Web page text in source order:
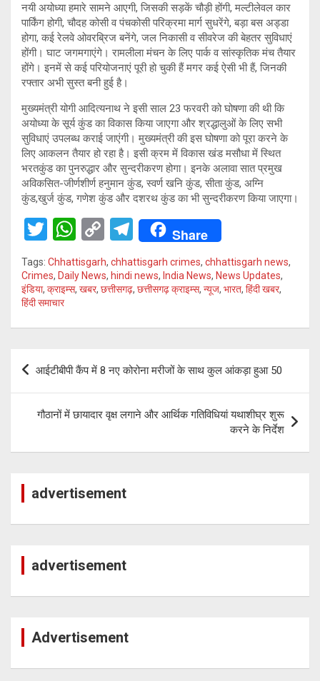
नयी अयोध्या हमारे सामने आएगी, जिसकी सड़कें चौड़ी होंगी, मल्टीलेवल कार
पार्किंग होगी, चौदह कोसी व पंचकोसी परिक्रमा मार्ग सुधरेंगे, बड़ा बस अड्डा
होगा, कई रेलवे ओवरब्रिज बनेंगे, जल निकासी व सीवरेज की बेहतर सुविधाएं
होंगी। घाट जगमगाएंगे। रामलीला मंचन के लिए पार्क व सांस्कृतिक मंच तैयार
होंगे। इनमें से कई परियोजनाएं पूरी हो चुकी हैं मगर कई ऐसी भी हैं, जिनकी
रफ्तार अभी सुस्त बनी हुई है।
मुख्यमंत्री योगी आदित्यनाथ ने इसी साल 23 फरवरी को घोषणा की थी कि
अयोध्या के सूर्य कुंड का विकास किया जाएगा और श्रद्धालुओं के लिए सभी
सुविधाएं उपलब्ध कराई जाएंगी। मुख्यमंत्री की इस घोषणा को पूरा करने के
लिए आकलन तैयार हो रहा है। इसी क्रम में विकास खंड मसौधा में स्थित
भरतकुंड का पुनरुद्धार और सुन्दरीकरण होगा। इनके अलावा सात प्रमुख
अविकसित-जीर्णशीर्ण हनुमान कुंड, स्वर्ण खनि कुंड, सीता कुंड, अग्नि
कुंड,खुर्ज कुंड, गणेश कुंड और दशरथ कुंड का भी सुन्दरीकरण किया जाएगा।
T
wi
tt
er
W
h
at
s
A
p
C
o
py
Li
n
T
el
e
gr
a
Share
Tags: Chhattisgarh, chhattisgarh crimes, chhattisgarh news,
Crimes, Daily News, hindi news, India News, News Updates,
इंडिया, क्राइम्स, खबर, छत्तीसगढ़, छत्तीसगढ़ क्राइम्स, न्यूज, भारत, हिंदी खबर,
हिंदी समाचार
Post
navigation
आईटीबीपी कैंप में 8 नए कोरोना मरीजों के साथ कुल आंकड़ा हुआ 50
गौठानों में छायादार वृक्ष लगाने और आर्थिक गतिविधियां यथाशीघ्र शुरू
करने के निर्देश
advertisement
advertisement
Advertisement